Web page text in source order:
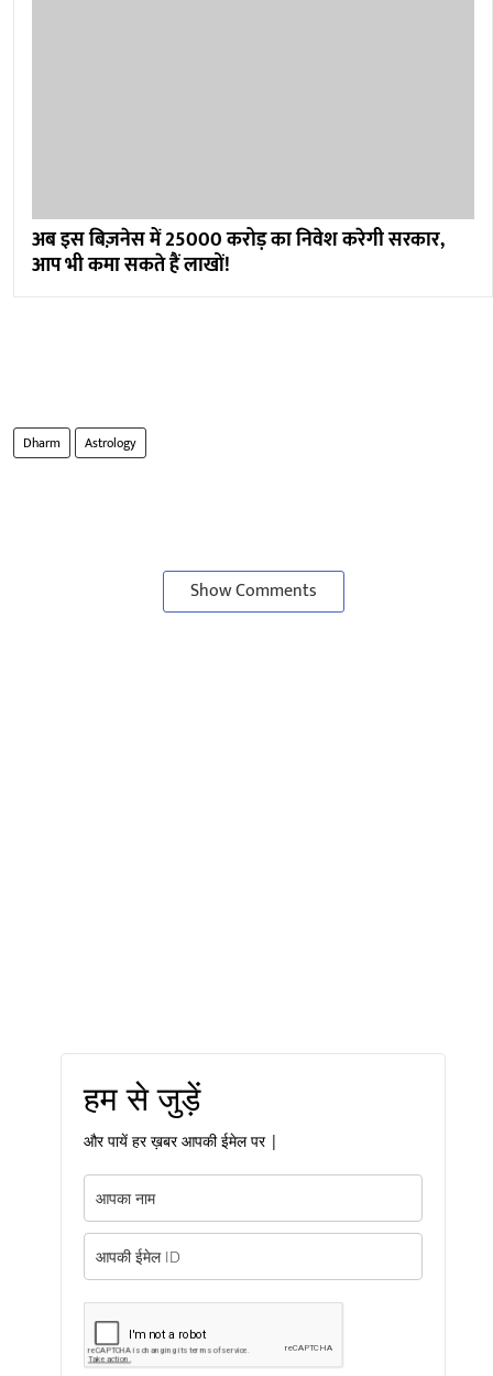
अब इस बिज़नेस में 25000 करोड़ का निवेश करेगी सरकार,
आप भी कमा सकते हैं लाखों!
Dharm Astrology
Show Comments
हम से जुड़ें
और पायें हर ख़बर आपकी ईमेल पर |